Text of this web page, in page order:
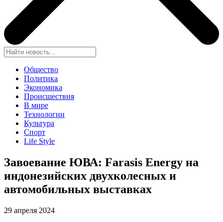
Общество
Политика
Экономика
Происшествия
В мире
Технологии
Культура
Спорт
Life Style
Завоевание ЮВА: Farasis Energy на
индонезийских двухколесных и
автомобильных выставках
29 апреля 2024